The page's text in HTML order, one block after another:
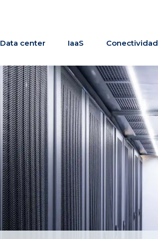
Data center IaaS Conectividad